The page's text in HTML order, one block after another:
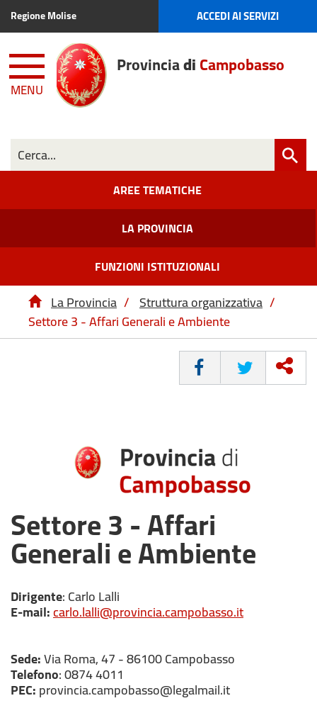
Regione Molise ACCEDI AI SERVIZI
MENU
ProvinciadiCampobasso
AREE TEMATICHE
LA PROVINCIA
FUNZIONI ISTITUZIONALI
La Provincia / Struttura organizzativa /
Settore 3 - Affari Generali e Ambiente
CONDIVIDI
Settore 3 - Affari
Generali e Ambiente
Dirigente: Carlo Lalli
E-mail:carlo.lalli@provincia.campobasso.it
Sede:Via Roma, 47 - 86100 Campobasso
Telefono: 0874 4011
PEC:provincia.campobasso@legalmail.it